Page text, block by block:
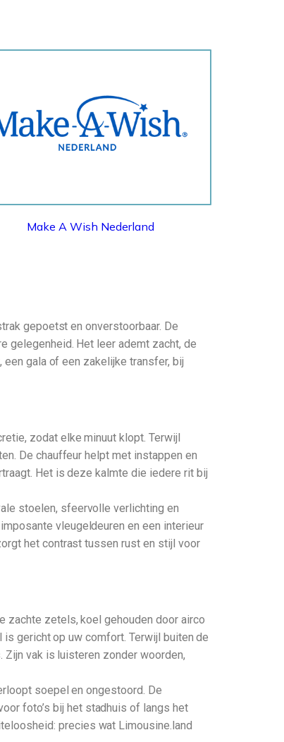
MAKE A WISH NEDERLAND
Make A Wish Nederland
gepoetst en onverstoorbaar. De
gelegenheid. Het leer ademt zacht, de
gala of een zakelijke transfer, bij
zodat elke minuut klopt. Terwijl
De chauffeur helpt met instappen en
Het is deze kalmte die iedere rit bij
stoelen, sfeervolle verlichting en
vleugeldeuren en een interieur
het contrast tussen rust en stijl voor
zachte zetels, koel gehouden door airco
gericht op uw comfort. Terwijl buiten de
vak is luisteren zonder woorden,
soepel en ongestoord. De
foto’s bij het stadhuis of langs het
precies wat Limousine.land